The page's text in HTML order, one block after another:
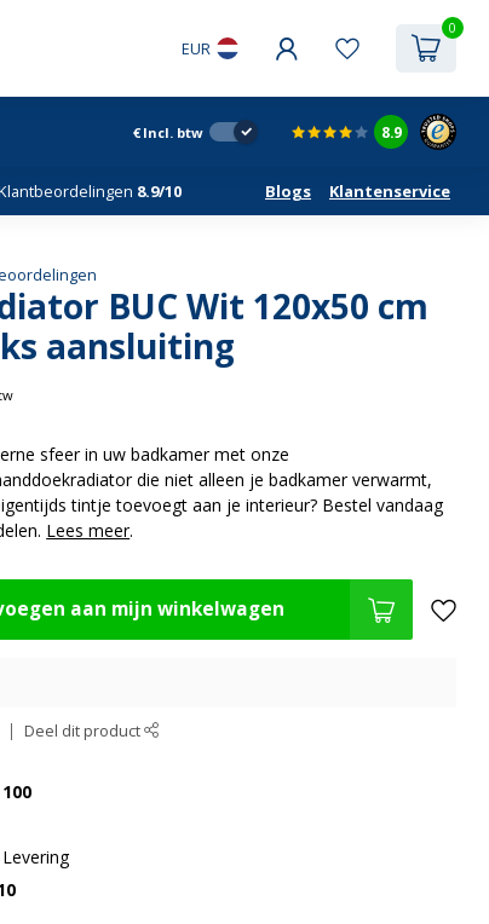
EUR
0
€ Incl. btw 8.9
8.9/10 Blogs Klantenservice
BUC Wit 120x50 cm
aansluiting
sfeer in uw badkamer met onze
die niet alleen je badkamer verwarmt,
tintje toevoegt aan je interieur? Bestel vandaag
Lees meer.
aan mijn winkelwagen
Deel dit product
Levering